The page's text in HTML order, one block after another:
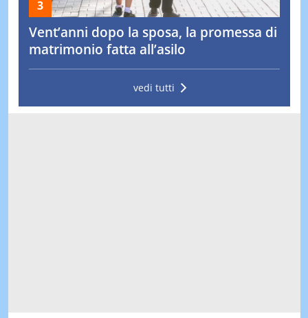
Vent’anni dopo la sposa, la promessa di
matrimonio fatta all’asilo
vedi tutti